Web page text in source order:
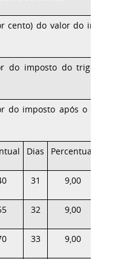
cento) do valor do
do imposto do
do imposto após o
Dias Percentual
31 9,00
32 9,00
33 9,00